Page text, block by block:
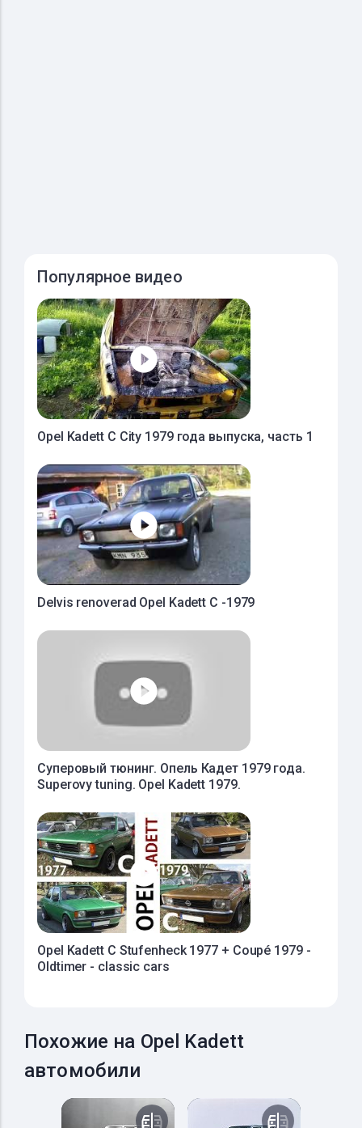
Популярное видео
Opel Kadett С City 1979 года выпуска, часть 1
Delvis renoverad Opel Kadett C -1979
Суперовый тюнинг. Опель Кадет 1979 года.
Superovy tuning. Opel Kadett 1979.
Opel Kadett C Stufenheck 1977 + Coupé 1979 -
Oldtimer - classic cars
Похожие на Opel Kadett
автомобили